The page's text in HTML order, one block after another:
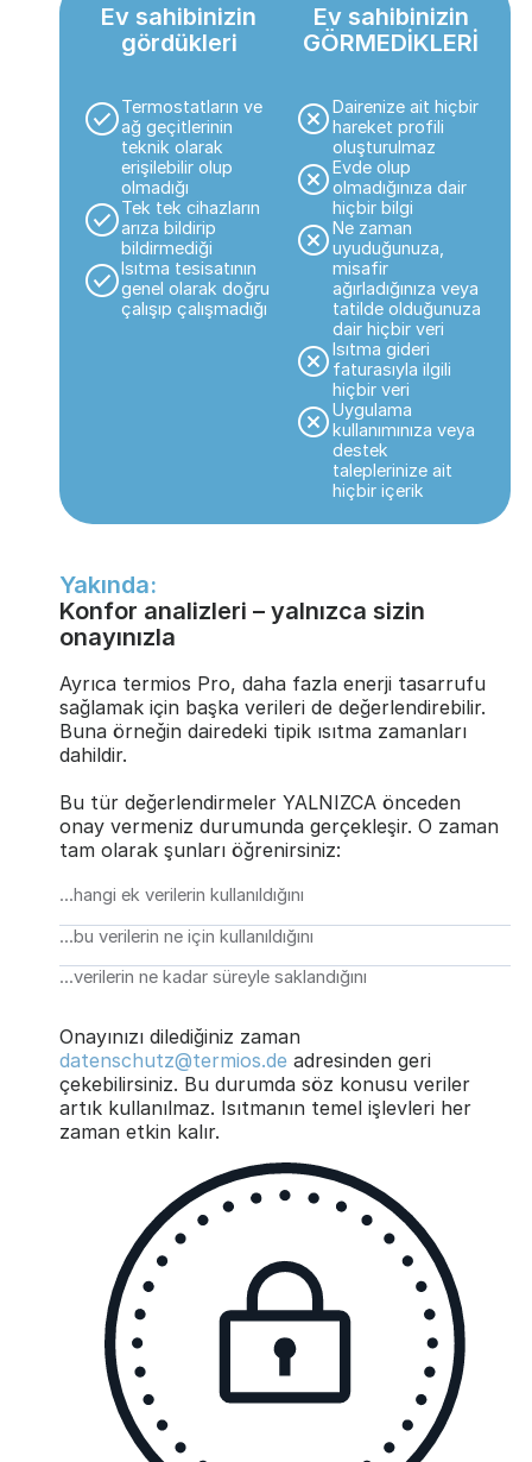
Ev sahibinizin
gördükleri
Ev sahibinizin
GÖRMEDİKLERİ
Termostatların ve
ağ geçitlerinin
teknik olarak
erişilebilir olup
olmadığı
Tek tek cihazların
arıza bildirip
bildirmediği
Isıtma tesisatının
genel olarak doğru
çalışıp çalışmadığı
Dairenize ait hiçbir
hareket profili
oluşturulmaz
Evde olup
olmadığınıza dair
hiçbir bilgi
Ne zaman
uyuduğunuza,
misafir
ağırladığınıza veya
tatilde olduğunuza
dair hiçbir veri
Isıtma gideri
faturasıyla ilgili
hiçbir veri
Uygulama
kullanımınıza veya
destek
taleplerinize ait
hiçbir içerik
Yakında:
Konfor analizleri – yalnızca sizin
onayınızla
Ayrıca termios Pro, daha fazla enerji tasarrufu
sağlamak için başka verileri de değerlendirebilir.
Buna örneğin dairedeki tipik ısıtma zamanları
dahildir.
Bu tür değerlendirmeler YALNIZCA önceden
onay vermeniz durumunda gerçekleşir. O zaman
tam olarak şunları öğrenirsiniz:
...hangi ek verilerin kullanıldığını
...bu verilerin ne için kullanıldığını
...verilerin ne kadar süreyle saklandığını
Onayınızı dilediğiniz zaman
datenschutz@termios.deadresinden geri
çekebilirsiniz. Bu durumda söz konusu veriler
artık kullanılmaz. Isıtmanın temel işlevleri her
zaman etkin kalır.